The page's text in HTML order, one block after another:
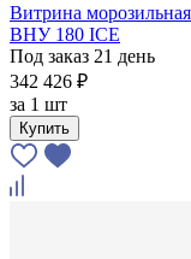
Витрина
ВНУ 180 ICE
Под заказ 21 день
342 426 ₽
за 1 шт
Купить